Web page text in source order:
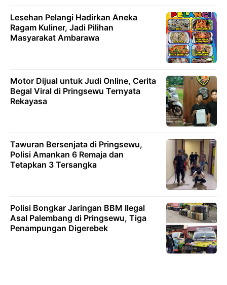
Lesehan Pelangi Hadirkan Aneka
Ragam Kuliner, Jadi Pilihan
Masyarakat Ambarawa
Motor Dijual untuk Judi Online, Cerita
Begal Viral di Pringsewu Ternyata
Rekayasa
Tawuran Bersenjata di Pringsewu,
Polisi Amankan 6 Remaja dan
Tetapkan 3 Tersangka
Polisi Bongkar Jaringan BBM Ilegal
Asal Palembang di Pringsewu, Tiga
Penampungan Digerebek